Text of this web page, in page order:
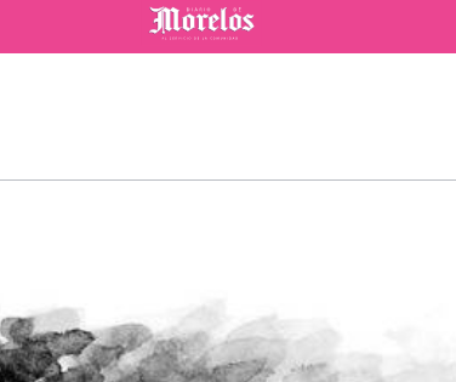
Diario de Morelos